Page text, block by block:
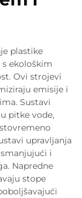
plastike
ekološkim
Ovi strojevi
emisije i
Sustavi
pitke vode,
upravljanja
i
Napredne
stope